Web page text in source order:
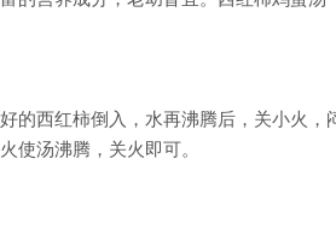
西红柿倒入，水再沸腾后，关小火，
使汤沸腾，关火即可。